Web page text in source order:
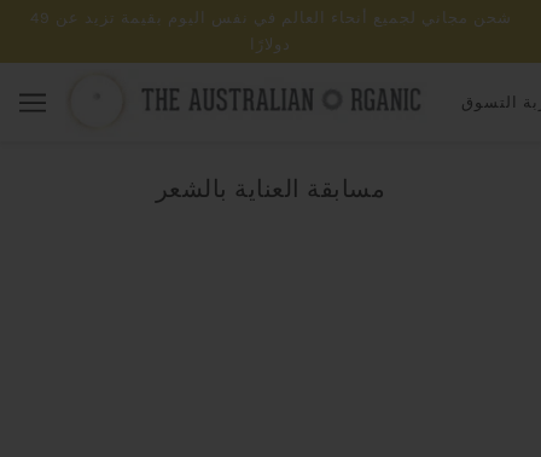
شحن مجاني لجميع أنحاء العالم في نفس اليوم بقيمة تزيد عن 49
دولارًا
التسوق
مسابقة العناية بالشعر